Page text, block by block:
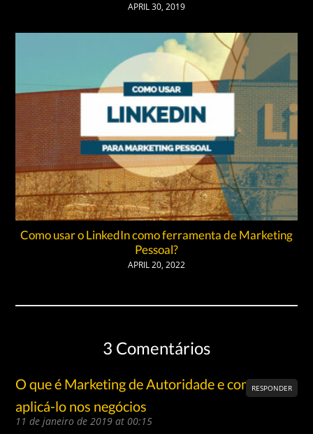
APRIL 30, 2019
Como usar o LinkedIn como ferramenta de Marketing
Pessoal?
APRIL 20, 2022
3 Comentários
O que é Marketing de Autoridade e como
aplicá-lo nos negócios
11 de janeiro de 2019 at 00:15
RESPONDER